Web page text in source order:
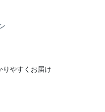
りやすくお届け